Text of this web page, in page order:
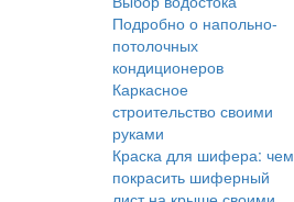
Подробно о напольно-
потолочных
кондиционеров
Каркасное
строительство своими
руками
Краска для шифера: чем
покрасить шиферный